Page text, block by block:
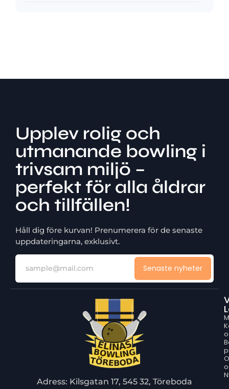
Upplev rolig och
utmanande bowling i
trivsam miljö –
perfekt för alla åldrar
och tillfällen!
Håll dig före kurvan! Prenumerera för de senaste
uppdateringarna, exklusivt.
Senaste nyheter
Adress: Kilsgatan 17, 545 32, Töreboda